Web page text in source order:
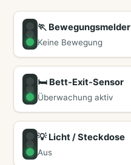
🏃 Bewegungsmelder
Keine Bewegung
🛏️ Bett-Exit-Sensor
Überwachung aktiv
💡 Licht / Steckdose
Aus